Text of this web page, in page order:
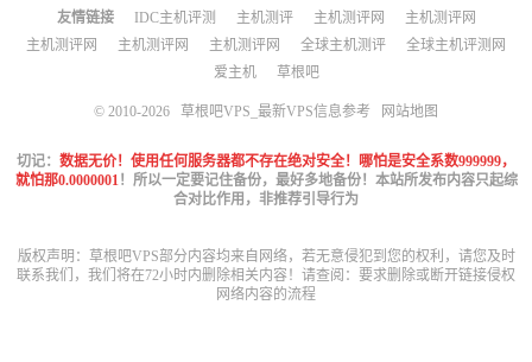
友情链接 IDC主机评测 主机测评 主机测评网
主机测评网
主机测评网
主机测评网 主机测评网 全球主机测评
全球主机评测网
爱主机
草根吧
© 2010-2026 草根吧VPS_最新VPS信息参考 网站地图
切记： 数据无价！使用任何服务器都不存在绝对安全！哪怕是安全系数999999，
就怕那0.0000001！所以一定要记住备份，最好多地备份！本站所发布内容只起综
合对比作用，非推荐引导行为
版权声明：草根吧VPS部分内容均来自网络，若无意侵犯到您的权利，请您及时
联系我们，我们将在72小时内删除相关内容！请查阅： 要求删除或断开链接侵权
网络内容的流程